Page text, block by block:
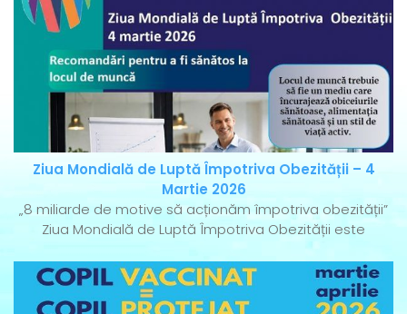
Ziua Mondială de Luptă Împotriva Obezității – 4
Martie 2026
„8 miliarde de motive să acționăm împotriva obezității”
Ziua Mondială de Luptă Împotriva Obezității este